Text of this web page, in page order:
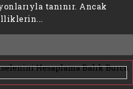
tanınır. Ancak